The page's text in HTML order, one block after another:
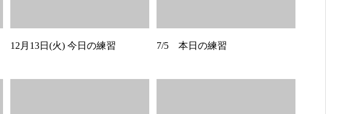
12月13日(火) 今日の練習 7/5 本日の練習